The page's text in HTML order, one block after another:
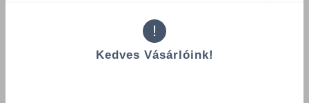
!
Kedves Vásárlóink!